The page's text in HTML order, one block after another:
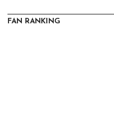
FAN RANKING